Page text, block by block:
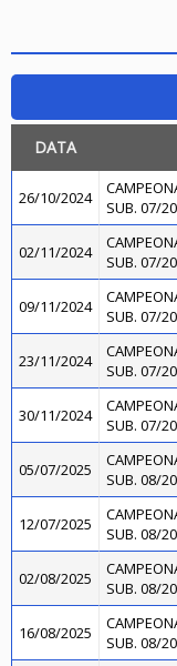
DATA
26/10/2024
SUB. 07/
02/11/2024
SUB. 07/
09/11/2024
SUB. 07/
23/11/2024
SUB. 07/
30/11/2024
SUB. 07/
05/07/2025
SUB. 08/
12/07/2025
SUB. 08/
02/08/2025
SUB. 08/
16/08/2025
SUB. 08/